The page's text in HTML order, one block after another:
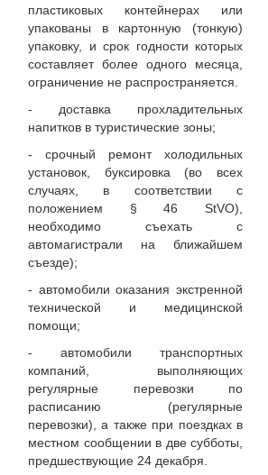
пластиковых контейнерах или
упакованы в картонную (тонкую)
упаковку, и срок годности которых
составляет более одного месяца,
ограничение не распространяется.
- доставка прохладительных
напитков в туристические зоны;
- срочный ремонт холодильных
установок, буксировка (во всех
случаях, в соответствии с
положением § 46 StVO),
необходимо съехать с
автомагистрали на ближайшем
съезде);
- автомобили оказания экстренной
технической и медицинской
помощи;
- автомобили транспортных
компаний, выполняющих
регулярные перевозки по
расписанию (регулярные
перевозки), а также при поездках в
местном сообщении в две субботы,
предшествующие 24 декабря.